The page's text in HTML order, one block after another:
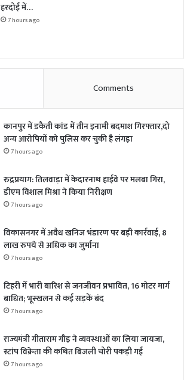
हरदोई में…
7 hours ago
Comments
कानपुर में डकैती कांड में तीन इनामी बदमाश गिरफ्तार,दो
अन्य आरोपियों को पुलिस कर चुकी है लंगड़ा
7 hours ago
रुद्रप्रयाग: तिलवाड़ा में केदारनाथ हाईवे पर मलबा गिरा,
डीएम विशाल मिश्रा ने किया निरीक्षण
7 hours ago
विकासनगर में अवैध खनिज भंडारण पर बड़ी कार्रवाई, 8
लाख रुपये से अधिक का जुर्माना
7 hours ago
टिहरी में भारी बारिश से जनजीवन प्रभावित, 16 मोटर मार्ग
बाधित; भूस्खलन से कई सड़कें बंद
7 hours ago
राज्यमंत्री गीताराम गौड़ ने व्यवस्थाओं का लिया जायजा,
स्टांप विक्रेता की कथित बिजली चोरी पकड़ी गई
7 hours ago